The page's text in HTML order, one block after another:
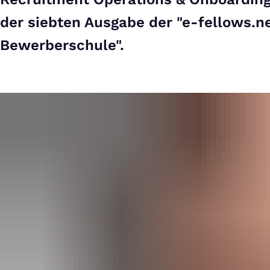
der siebten Ausgabe der "e-
Bewerberschule".